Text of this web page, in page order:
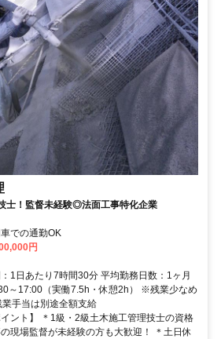
士！監督未経験◎法面工事特化企業
での通勤OK
円
1日あたり7時間30分 平均勤務日数：1ヶ月
～17:00（実働7.5h・休憩2h） ※残業少なめ
手当は別途全額支給
ント】 ＊1級・2級土木施工管理技士の資格
現場監督が未経験の方も大歓迎！ ＊土日休